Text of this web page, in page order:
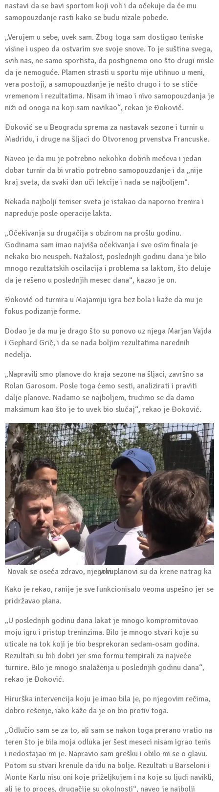
nastavi da se bavi sportom koji voli i da očekuje da će mu
samopouzdanje rasti kako se budu nizale pobede.
„Verujem u sebe, uvek sam. Zbog toga sam dostigao teniske
visine i uspeo da ostvarim sve svoje snove. To je suština svega,
svih nas, ne samo sportista, da postignemo ono što drugi misle
da je nemoguće. Plamen strasti u sportu nije utihnuo u meni,
vera postoji, a samopouzdanje je nešto drugo i to se stiče
vremenom i rezultatima. Nisam ih imao i nivo samopouzdanja je
niži od onoga na koji sam navikao“, rekao je Đoković.
Đoković se u Beogradu sprema za nastavak sezone i turnir u
Madridu, i druge na šljaci do Otvorenog prvenstva Francuske.
Naveo je da mu je potrebno nekoliko dobrih mečeva i jedan
dobar turnir da bi vratio potrebno samopouzdanje i da „nije
kraj sveta, da svaki dan uči lekcije i nada se najboljem“.
Nekada najbolji teniser sveta je istakao da naporno trenira i
napreduje posle operacije lakta.
„Očekivanja su drugačija s obzirom na prošlu godinu.
Godinama sam imao najviša očekivanja i sve osim finala je
nekako bio neuspeh. Nažalost, poslednjih godinu dana je bilo
mnogo rezultatskih oscilacija i problema sa laktom, što deluje
da je rešeno u poslednjih mesec dana“, kazao je on.
Đoković od turnira u Majamiju igra bez bola i kaže da mu je
fokus podizanje forme.
Dodao je da mu je drago što su ponovo uz njega Marjan Vajda
i Gephard Grič, i da se nada boljim rezultatima narednih
nedelja.
„Napravili smo planove do kraja sezone na šljaci, završno sa
Rolan Garosom. Posle toga ćemo sesti, analizirati i praviti
dalje planove. Nadamo se najboljem, trudimo se da damo
maksimum kao što je to uvek bio slučaj“, rekao je Đoković.
Novak se oseća zdravo, njegovi planovi su da krene natrag ka vrhu…
Kako je rekao, ranije je sve funkcionisalo veoma uspešno jer se
pridržavao plana.
„U poslednjih godinu dana lakat je mnogo kompromitovao
moju igru i pristup treninzima. Bilo je mnogo stvari koje su
uticale na tok koji je bio besprekoran sedam-osam godina.
Rezultati su bili dobri jer smo formu tempirali za najveće
turnire. Bilo je mnogo snalaženja u poslednjih godinu dana“,
rekao je Đoković.
Hirurška intervencija koju je imao bila je, po njegovim rečima,
dobro rešenje, iako kaže da je on bio protiv toga.
„Odlučio sam se za to, ali sam se nakon toga prerano vratio na
teren što je bila moja odluka jer šest meseci nisam igrao tenis
i nedostajao mi je. Napravio sam grešku i obilo mi se o glavu.
Potom su stvari krenule da idu na bolje. Rezultati u Barseloni i
Monte Karlu nisu oni koje priželjkujem i na koje su ljudi navikli,
ali je to proces, drugačije su okolnosti“, naveo je najbolji